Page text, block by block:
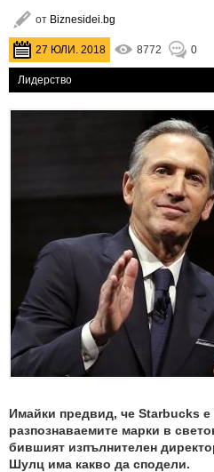
от Biznesidei.bg
8772 0
27 ЮЛИ. 2018
Лидерство
Имайки предвид, че Starbucks е
разпознаваемите марки в
бившият изпълнителен
Шулц има какво да сподели.